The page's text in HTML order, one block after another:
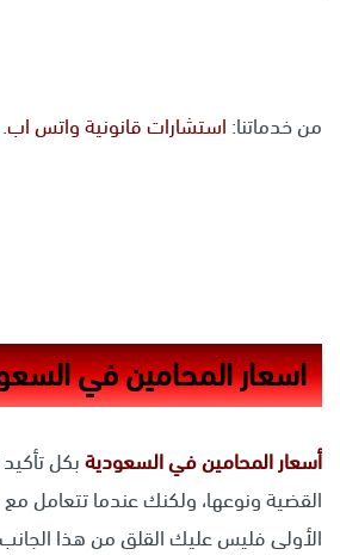
من خدماتنا: استشارات قانونية واتس اب.
اسعار المحامين في
أسعار المحامين في السعوديةبكل
القضية ونوعها، ولكنك عندما تتعامل
الأولى فليس عليك القلق من هذا